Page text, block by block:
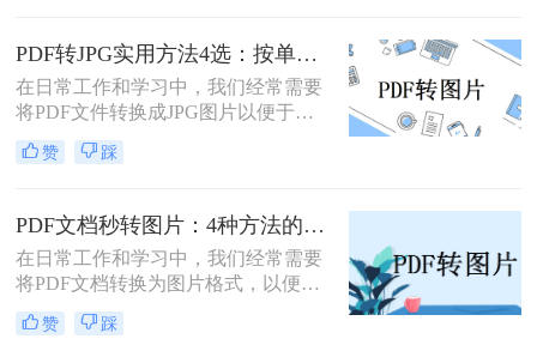
了满足某些平台只支持图片上传的需
求，PDF转JPG都是一项非常实用的
技能
PDF转JPG实用方法4选：按单页/多页/批量场景分别推荐！
在日常工作和学习中，我们经常需要
将PDF文件转换成JPG图片以便于浏
览、分享或编辑。PDF（Portable
Document Format）作为一种文档格
保护机制著称，但在某些情况下，我
们更希望将其转换为JPG（Joint
Photographic Experts Group）格式的图
片文件。那么如何把pdf怎么转换成
jpg图片呢？本文将介绍几种实用的方
法，帮助您轻松实现PDF到JPG的转
赞 踩
PDF文档秒转图片：4种方法的速度和画质实测排名！
在日常工作和学习中，我们经常需要
将PDF文档转换为图片格式，以便于
分享、编辑或满足特定的展示需求。
那么pdf文档怎么变成图片呢？本文将
赞 踩